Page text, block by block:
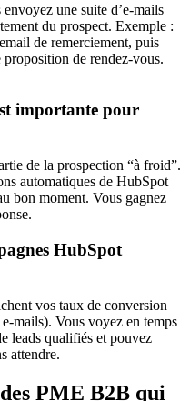
envoyez une suite d’e-mails
du prospect. Exemple :
de remerciement, puis
de rendez-vous.
importante pour
de la prospection “à froid”.
automatiques de HubSpot
bon moment. Vous gagnez
HubSpot
vos taux de conversion
mails). Vous voyez en temps
leads qualifiés et pouvez
attendre.
PME B2B qui